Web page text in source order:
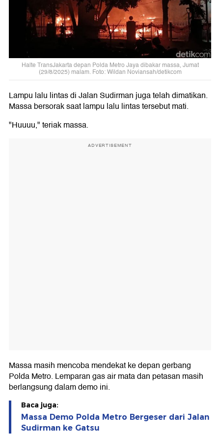
Halte TransJakarta depan Polda Metro Jaya dibakar massa, Jumat
(29/8/2025) malam. Foto: Wildan Noviansah/detikcom
Lampu lalu lintas di Jalan Sudirman juga telah dimatikan.
Massa bersorak saat lampu lalu lintas tersebut mati.
"Huuuu," teriak massa.
ADVERTISEMENT
Massa masih mencoba mendekat ke depan gerbang
Polda Metro. Lemparan gas air mata dan petasan masih
berlangsung dalam demo ini.
Baca juga:
Massa Demo Polda Metro Bergeser dari Jalan
Sudirman ke Gatsu